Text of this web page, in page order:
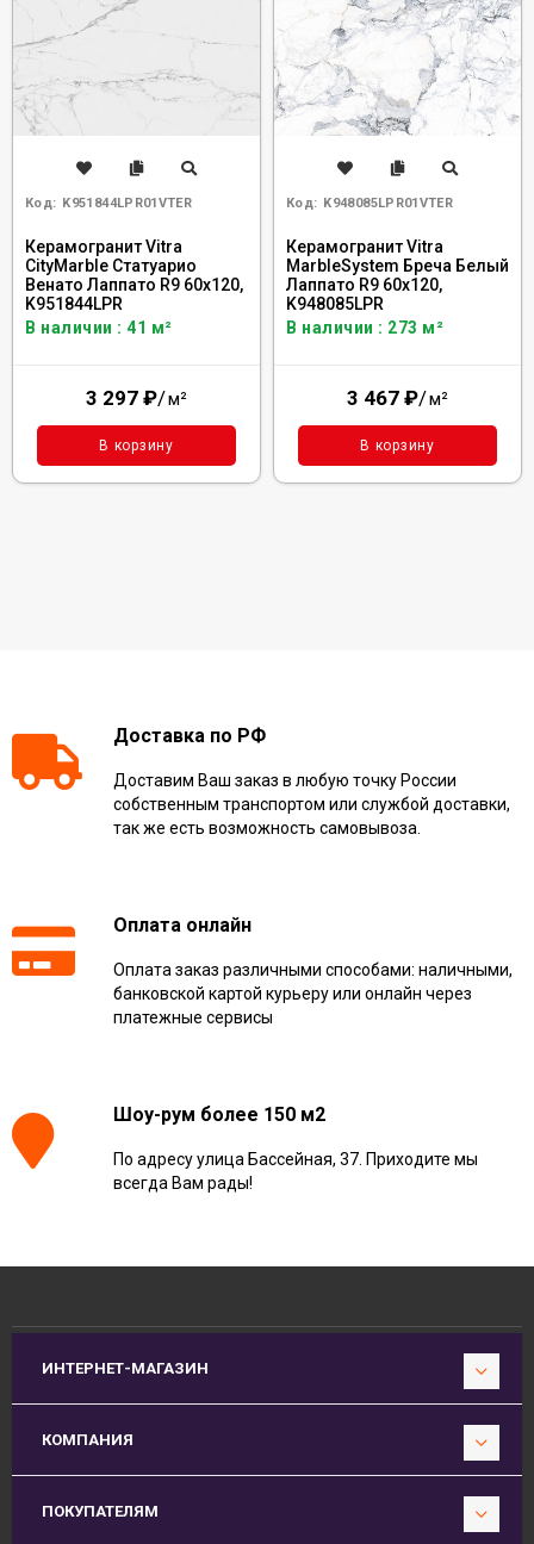
Код: K951844LPR01VTER
Керамогранит Vitra
CityMarble Статуарио
Венато Лаппато R9 60x120,
K951844LPR
В наличии : 41 м²
3 297 ₽/м²
В корзину
Код: K948085LPR01VTER
Керамогранит Vitra
MarbleSystem Бреча Белый
Лаппато R9 60x120,
K948085LPR
В наличии : 273 м²
3 467 ₽/м²
В корзину
Доставка по РФ
Доставим Ваш заказ в любую точку России
собственным транспортом или службой доставки,
так же есть возможность самовывоза.
Оплата онлайн
Оплата заказ различными способами: наличными,
банковской картой курьеру или онлайн через
платежные сервисы
Шоу-рум более 150 м2
По адресу улица Бассейная, 37. Приходите мы
всегда Вам рады!
ИНТЕРНЕТ-МАГАЗИН
КОМПАНИЯ
ПОКУПАТЕЛЯМ